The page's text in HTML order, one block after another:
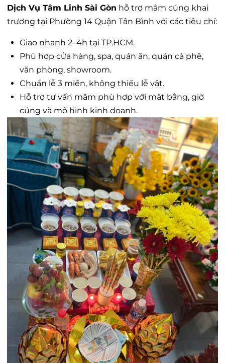
Dịch Vụ Tâm Linh Sài Gòn hỗ trợ mâm cúng khai
trương tại Phường 14 Quận Tân Bình với các tiêu chí:
Giao nhanh 2–4h tại TP.HCM.
Phù hợp cửa hàng, spa, quán ăn, quán cà phê,
văn phòng, showroom.
Chuẩn lễ 3 miền, không thiếu lễ vật.
Hỗ trợ tư vấn mâm phù hợp với mặt bằng, giờ
cúng và mô hình kinh doanh.